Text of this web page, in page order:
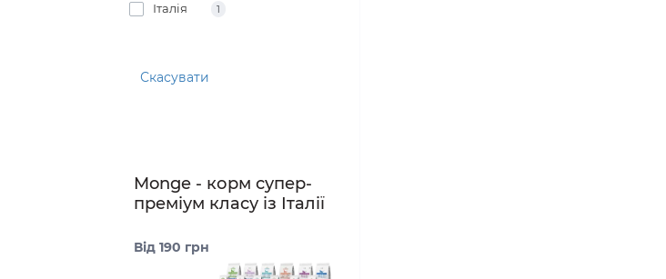
Італія 1
Скасувати
Monge - корм супер-
преміум класу із Італії
Від 190 грн